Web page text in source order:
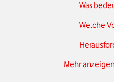
Was
Welche
Cloud vs.
Mehr anzeigen